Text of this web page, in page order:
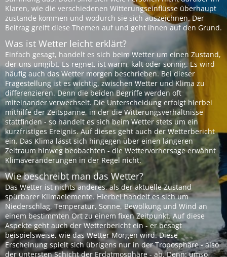
Klaren, wie die verschiedenen Witterungseinflüsse überhaupt
zustande kommen und wodurch sie sich auszeichnen. Der
Beitrag greift diese Themen auf und geht ihnen auf den Grund.
Was ist Wetter leicht erklärt?
Einfach gesagt, handelt es sich beim Wetter um einen Zustand,
der uns umgibt. Es regnet, ist warm, kalt oder sonnig. Es wird
häufig auch das Wetter morgen beschrieben. Bei dieser
Fragestellung ist es wichtig, zwischen Wetter und Klima zu
differenzieren. Denn die beiden Begriffe werden oft
miteinander verwechselt. Die Unterscheidung erfolgt hierbei
mithilfe der Zeitspanne, in der die Witterungsverhältnisse
stattfinden - so handelt es sich beim Wetter stets um ein
kurzfristiges Ereignis. Auf dieses geht auch der Wetterbericht
ein. Das Klima lässt sich hingegen über einen längeren
Zeitraum hinweg beobachten - die Wettervorhersage erwähnt
Klimaveränderungen in der Regel nicht.
Wie beschreibt man das Wetter?
Das Wetter ist nichts anderes, als der aktuelle Zustand
spürbarer Klimaelemente. Hierbei handelt es sich um
Niederschlag, Temperatur, Sonne, Bewölkung und Wind an
einem bestimmten Ort zu einem fixen Zeitpunkt. Auf diese
Aspekte geht auch der Wetterbericht ein - er besagt
beispielsweise, wie das Wetter Morgen wird. Diese
Erscheinung spielt sich übrigens nur in der Troposphäre - also
der untersten Schicht der Erdatmosphäre - ab. Denn: umso